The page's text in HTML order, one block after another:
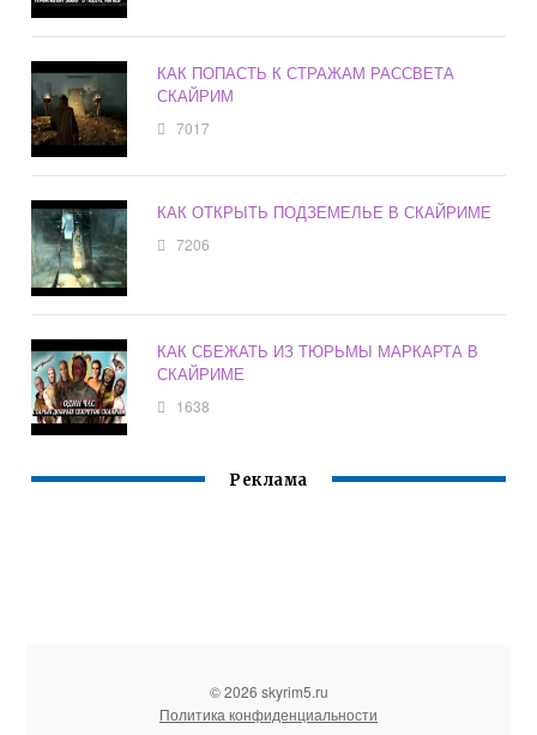
КАК ПОПАСТЬ К СТРАЖАМ РАССВЕТА
СКАЙРИМ
7017
КАК ОТКРЫТЬ ПОДЗЕМЕЛЬЕ В СКАЙРИМЕ
7206
КАК СБЕЖАТЬ ИЗ ТЮРЬМЫ МАРКАРТА В
СКАЙРИМЕ
1638
Реклама
© 2026 skyrim5.ru
Политика конфиденциальности